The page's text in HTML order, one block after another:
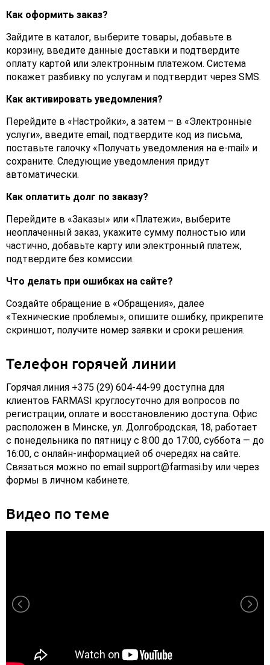
Как оформить заказ?
Зайдите в каталог, выберите товары, добавьте в
корзину, введите данные доставки и подтвердите
оплату картой или электронным платежом. Система
покажет разбивку по услугам и подтвердит через SMS.
Как активировать уведомления?
Перейдите в «Настройки», а затем – в «Электронные
услуги», введите email, подтвердите код из письма,
поставьте галочку «Получать уведомления на e‑mail» и
сохраните. Следующие уведомления придут
автоматически.
Как оплатить долг по заказу?
Перейдите в «Заказы» или «Платежи», выберите
неоплаченный заказ, укажите сумму полностью или
частично, добавьте карту или электронный платеж,
подтвердите без комиссии.
Что делать при ошибках на сайте?
Создайте обращение в «Обращения», далее
«Технические проблемы», опишите ошибку, прикрепите
скриншот, получите номер заявки и сроки решения.
Телефон горячей линии
Горячая линия +375 (29) 604‑44‑99 доступна для
клиентов FARMASI круглосуточно для вопросов по
регистрации, оплате и восстановлению доступа. Офис
расположен в Минске, ул. Долгобродская, 18, работает
с понедельника по пятницу с 8:00 до 17:00, суббота — до
16:00, с онлайн‑информацией об очередях на сайте.
Связаться можно по email support@farmasi.by или через
формы в личном кабинете.
Видео по теме